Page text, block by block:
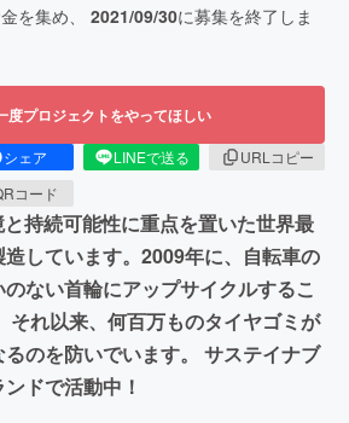
を集め、 2021/09/30に募集を終了しま
度プロジェクトをやってほしい
シェア LINEで送る
URLコピー
コード
持続可能性に重点を置いた世界最
しています。2009年に、自転車の
ない首輪にアップサイクルするこ
それ以来、何百万ものタイヤゴミが
のを防いでいます。 サステイナブ
ドで活動中！